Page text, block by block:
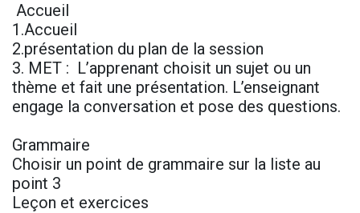
Accueil
1.Accueil
2.présentation du plan de la session
3. MET : L’apprenant choisit un sujet ou un
thème et fait une présentation. L’enseignant
engage la conversation et pose des questions.
Grammaire
Choisir un point de grammaire sur la liste au
point 3
Leçon et exercices